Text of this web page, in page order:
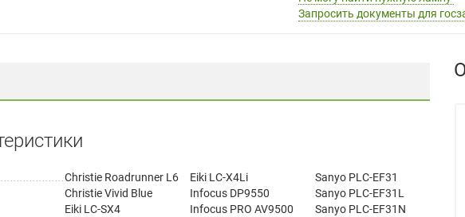
Запросить документы для
Christie Roadrunner L6
Christie Vivid Blue
Eiki LC-SX4
Eiki LC-X4Li
Infocus DP9550
Infocus PRO AV9500
Sanyo PLC-EF31
Sanyo PLC-EF31L
Sanyo PLC-EF31N